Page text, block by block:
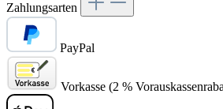
Zahlungsarten
PayPal
Vorkasse (2 %